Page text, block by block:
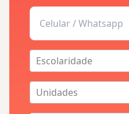
Escolaridade
Unidades